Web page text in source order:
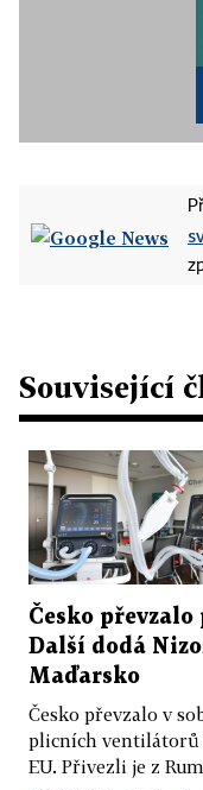
Související
Česko
Další dodá
Maďarsko
Česko převzalo v
plicních ventilátorů
EU. Přivezli je z